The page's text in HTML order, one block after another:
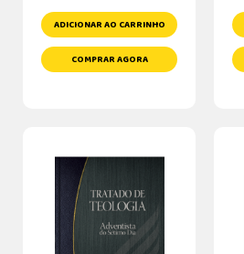
ADICIONAR AO CARRINHO
COMPRAR AGORA